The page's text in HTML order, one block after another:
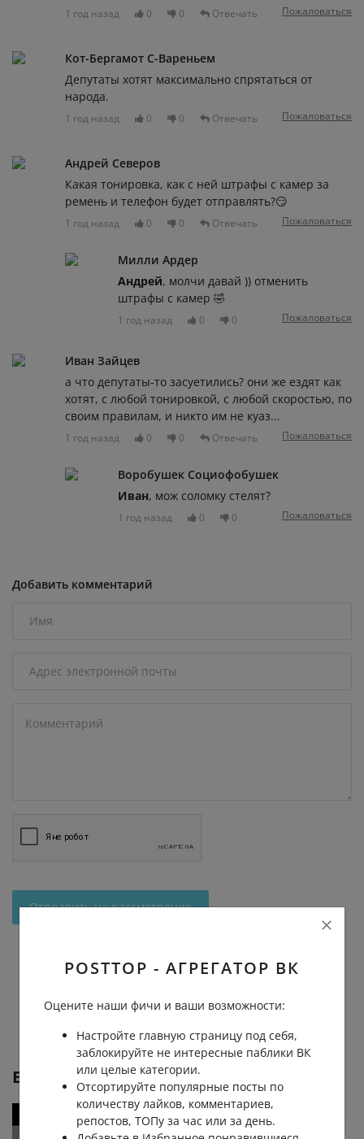
1 год назад 0 0 Отвечать Пожаловаться
Кот-Бергамот С-Вареньем
Депутаты хотят максимально спрятаться от
народа.
1 год назад 0 0 Отвечать Пожаловаться
Андрей Северов
Какая тонировка, как с ней штрафы с камер за
ремень и телефон будет отправлять?😏
1 год назад 0 0 Отвечать Пожаловаться
Милли Ардер
Андрей, молчи давай )) отменить
штрафы с камер 🤣
1 год назад 0 0 Пожаловаться
Иван Зайцев
а что депутаты-то засуетились? они же ездят как
хотят, с любой тонировкой, с любой скоростью, по
своим правилам, и никто им не куаз...
1 год назад 0 0 Отвечать Пожаловаться
Воробушек Социофобушек
Иван, мож соломку стелят?
1 год назад 0 0 Пожаловаться
Добавить комментарий
Отправить на рассмотрение
Еще от Типичный Сочи
POSTTOP - АГРЕГАТОР ВК
Оцените наши фичи и ваши возможности:
Настройте главную страницу под себя,
заблокируйте не интересные паблики ВК
или целые категории.
Отсортируйте популярные посты по
количеству лайков, комментариев,
репостов, ТОПу за час или за день.